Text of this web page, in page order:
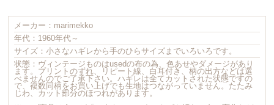
メーカー：marimekko
年代：1960年代～
サイズ：小さなハギレから手のひらサイズまでいろいろです。
状態：ヴィンテージものはusedの布の為、色あせやダメージがあり
ます。プリントのずれ、リピート線、白耳付き、柄の出方などは選
べませんのでご了承下さい。ハギレは全てカットされた状態ですの
で、複数同柄をお買い上げでも生地はつながっていません。たたみ
じわ、カット部分のほつれがあります。